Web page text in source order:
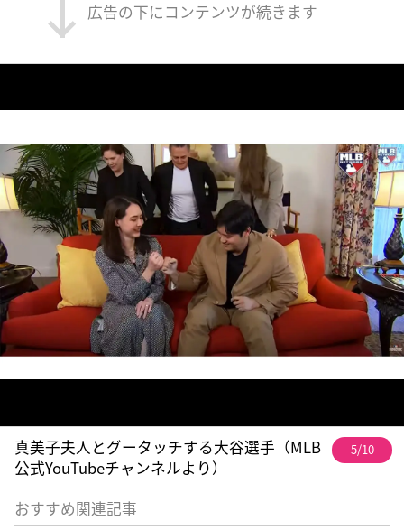
広告の下にコンテンツが続きます
真美子夫人とグータッチする大谷選手（MLB
公式YouTubeチャンネルより）
5/10
おすすめ関連記事